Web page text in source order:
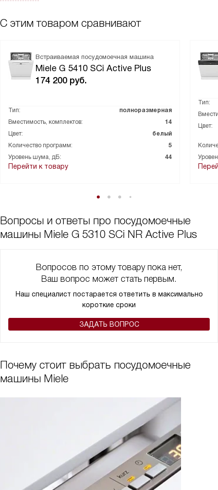
С этим товаром сравнивают
Встраиваемая посудомоечная машина
Miele G 5410 SCi Active Plus
174 200 руб.
Тип:
полноразмерная
Вместимость, комплектов:
14
Цвет:
белый
Количество программ:
5
Уровень шума, дБ:
44
Перейти к товару
Тип:
Цвет:
Вопросы и ответы про посудомоечные
машины Miele G 5310 SCi NR Active Plus
Вопросов по этому товару пока нет,
Ваш вопрос может стать первым.
Наш специалист постарается ответить в максимально
короткие сроки
ЗАДАТЬ ВОПРОС
Почему стоит выбрать посудомоечные
машины Miele